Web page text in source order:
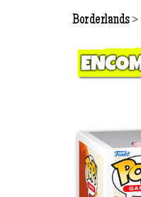
Borderlands >